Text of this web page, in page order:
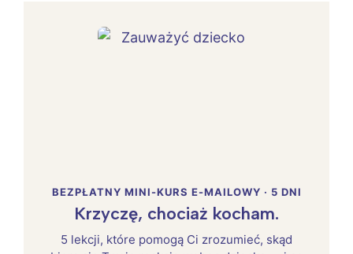
BEZPŁATNY MINI-KURS E-MAILOWY · 5 DNI
Krzyczę, chociaż kocham.
5 lekcji, które pomogą Ci zrozumieć, skąd